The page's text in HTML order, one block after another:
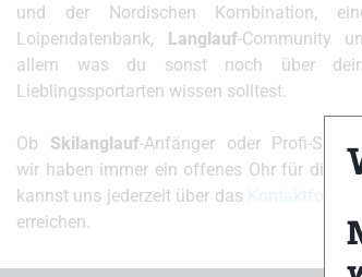
und der Nordischen Kombination,
Loipendatenbank, Langlauf-Community
allem was du sonst noch über
Lieblingssportarten wissen solltest.
Ob Skilanglauf-Anfänger oder Profi-
wir haben immer ein offenes Ohr für dich!
kannst uns jederzeit über das
erreichen.